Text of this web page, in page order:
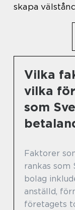
skapa
Vilka
vilka
som
Faktorer
rankas som
bolag
anställd,
företagets